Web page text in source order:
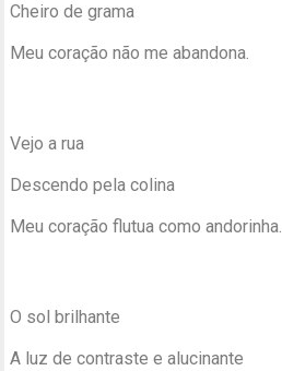
Cheiro de grama
Meu coração não me abandona.
Vejo a rua
Descendo pela colina
Meu coração flutua como andorinha.
O sol brilhante
A luz de contraste e alucinante